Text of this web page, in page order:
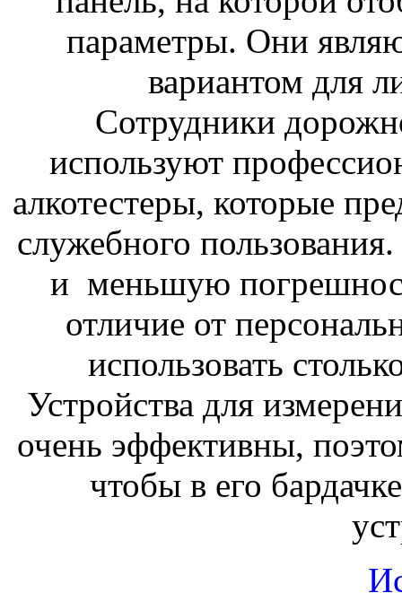
параметры. Они
вариантом для
Сотрудники
используют
алкотестеры, которые
служебного
и меньшую
отличие от
использовать
Устройства для
очень эффективны,
чтобы в его